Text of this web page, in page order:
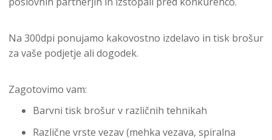
Na 300dpi ponujamo kakovostno izdelavo in tisk brošur
za vaše podjetje ali dogodek.
Zagotovimo vam:
Barvni tisk brošur v različnih tehnikah
Različne vrste vezav (mehka vezava, spiralna